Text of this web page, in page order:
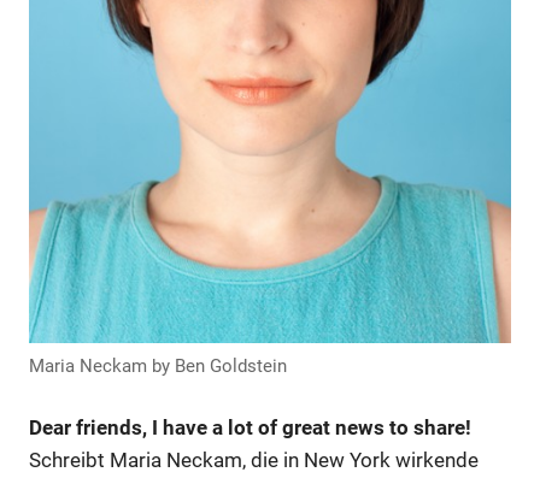
Maria Neckam by Ben Goldstein
Dear friends, I have a lot of great news to share!
Schreibt Maria Neckam, die in New York wirkende